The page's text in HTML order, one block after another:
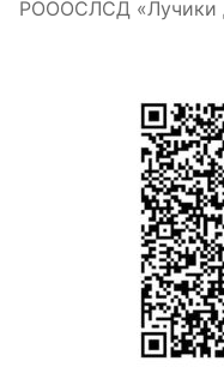
РОООСЛСД «Лучики